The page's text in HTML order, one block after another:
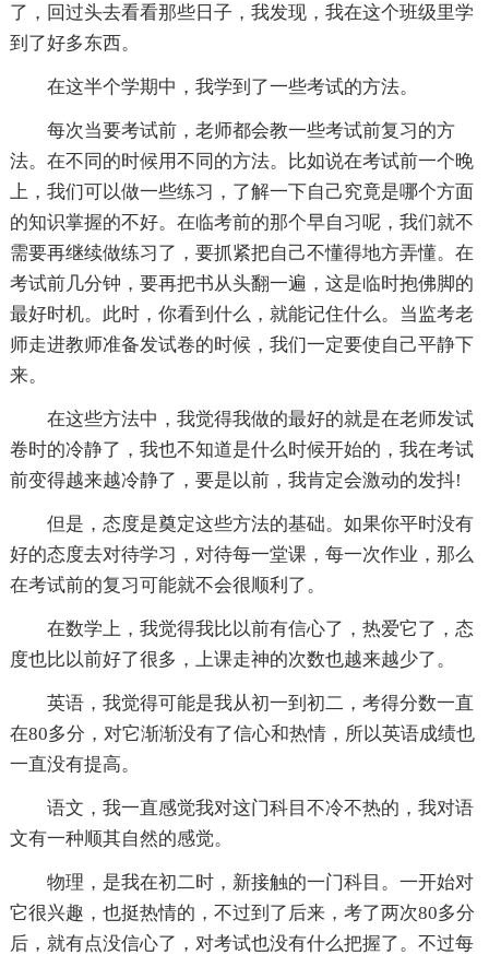
了，回过头去看看那些日子，我发现，我在这个班级里学
到了好多东西。
在这半个学期中，我学到了一些考试的方法。
每次当要考试前，老师都会教一些考试前复习的方
法。在不同的时候用不同的方法。比如说在考试前一个晚
上，我们可以做一些练习，了解一下自己究竟是哪个方面
的知识掌握的不好。在临考前的那个早自习呢，我们就不
需要再继续做练习了，要抓紧把自己不懂得地方弄懂。在
考试前几分钟，要再把书从头翻一遍，这是临时抱佛脚的
最好时机。此时，你看到什么，就能记住什么。当监考老
师走进教师准备发试卷的时候，我们一定要使自己平静下
来。
在这些方法中，我觉得我做的最好的就是在老师发试
卷时的冷静了，我也不知道是什么时候开始的，我在考试
前变得越来越冷静了，要是以前，我肯定会激动的发抖!
但是，态度是奠定这些方法的基础。如果你平时没有
好的态度去对待学习，对待每一堂课，每一次作业，那么
在考试前的复习可能就不会很顺利了。
在数学上，我觉得我比以前有信心了，热爱它了，态
度也比以前好了很多，上课走神的次数也越来越少了。
英语，我觉得可能是我从初一到初二，考得分数一直
在80多分，对它渐渐没有了信心和热情，所以英语成绩也
一直没有提高。
语文，我一直感觉我对这门科目不冷不热的，我对语
文有一种顺其自然的感觉。
物理，是我在初二时，新接触的一门科目。一开始对
它很兴趣，也挺热情的，不过到了后来，考了两次80多分
后，就有点没信心了，对考试也没有什么把握了。不过每